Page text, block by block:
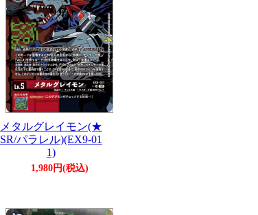
メタルグレイモン(★
SR/パラレル)(EX9-01
1)
1,980円(税込)